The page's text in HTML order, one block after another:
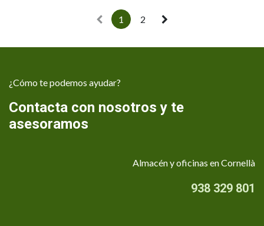
1 2
¿Cómo te podemos ayudar?
Contacta con nosotros y te
asesoramos
Almacén y oficinas en Cornellà
938 329 801